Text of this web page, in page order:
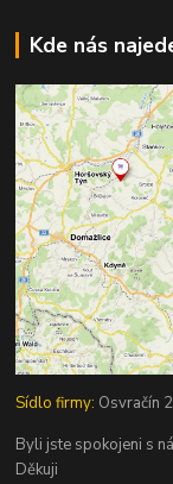
Kde nás
Sídlo firmy: Osvračín
Byli jste spokojeni s
Děkuji